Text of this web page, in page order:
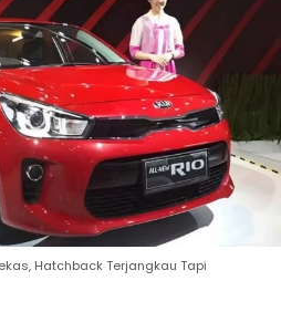
Hatchback Terjangkau Tapi